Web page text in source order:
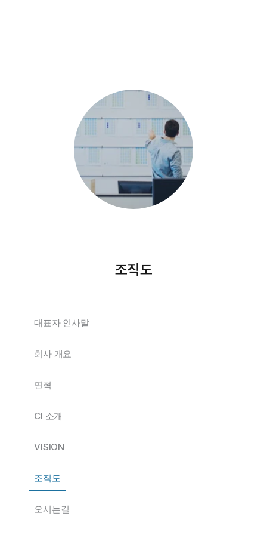
조직도
대표자 인사말
회사 개요
연혁
CI 소개
VISION
조직도
오시는길